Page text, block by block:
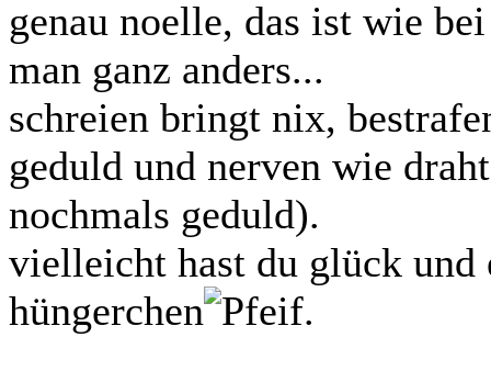
genau noelle, das ist wie
man ganz anders...
schreien bringt nix,
geduld und nerven wie
nochmals geduld).
vielleicht hast du glück und
hüngerchen
.